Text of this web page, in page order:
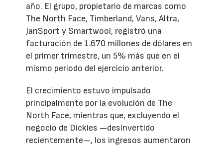
año. El grupo, propietario de marcas como
The North Face, Timberland, Vans, Altra,
JanSport y Smartwool, registró una
facturación de 1.670 millones de dólares en
el primer trimestre, un 5% más que en el
mismo periodo del ejercicio anterior.
El crecimiento estuvo impulsado
principalmente por la evolución de The
North Face, mientras que, excluyendo el
negocio de Dickies —desinvertido
recientemente—, los ingresos aumentaron